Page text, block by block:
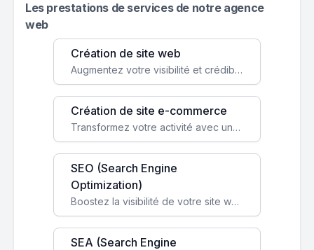
Les prestations de services de notre agence
web
Création de site web
Augmentez votre visibilité et crédibilité en ligne avec un site web performant, conçu pour attirer plus de clients.
Création de site e-commerce
Transformez votre activité avec une boutique en ligne, accessible à l'échelle mondiale 24/7.
SEO (Search Engine
Optimization)
Boostez la visibilité de votre site web sur Google et attirez du trafic qualifié grâce à nos stratégies SEO.
SEA (Search Engine